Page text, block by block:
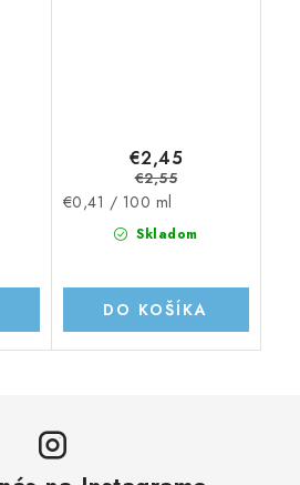
Skladom
€2,45
€2,55
Jednotková
€0,41 / 100 ml
DO KOŠÍKA